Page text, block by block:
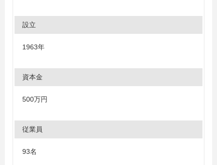
設立
1963年
資本金
500万円
従業員
93名